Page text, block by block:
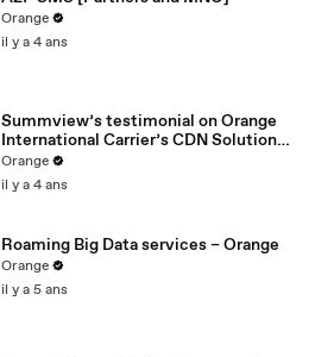
Orange
il y a 4 ans
Summview’s testimonial on Orange
International Carrier’s CDN Solution
(Media Delivery Boost)
Orange
il y a 4 ans
Roaming Big Data services – Orange
Orange
il y a 5 ans